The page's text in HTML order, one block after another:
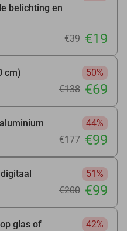
belichting en
€39 €19
cm)
50%
€138 €69
44%
€177 €99
51%
€200 €99
glas of
42%